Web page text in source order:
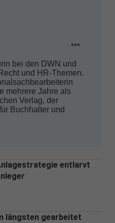
bei den DWN und
und HR-Themen.
mehrere Jahre als
Verlag, der
Buchhalter und
entlarvt
längsten gearbeitet